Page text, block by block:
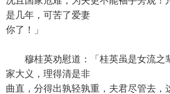
是几年，可苦了爱妻
你了！」
穆桂英劝慰道：「桂英虽是女流之
家大义，理得清是非
曲直，分得出孰轻孰重，夫君尽管去，